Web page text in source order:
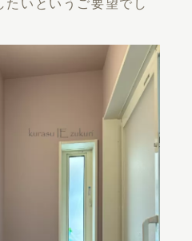
たいというご要望でし